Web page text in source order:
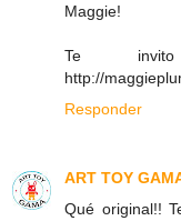
Maggie!
Te
http://
Responder
ART TOY
Qué original!!